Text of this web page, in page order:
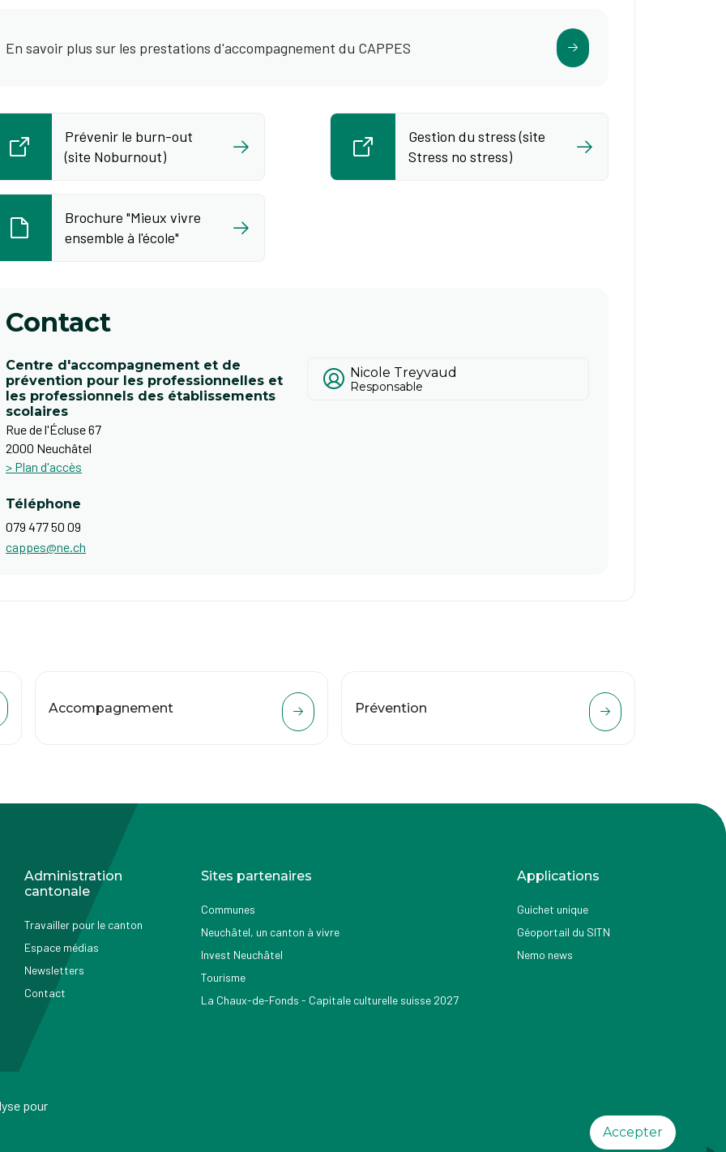
En savoir plus sur les prestations d'accompagnement du CAPPES
Prévenir le burn-out
(site Noburnout)
Brochure "Mieux vivre
ensemble à l'école"
Gestion du stress (site
Stress no stress)
Contact
Centre d'accompagnement et de
prévention pour les professionnelles et
les professionnels des établissements
scolaires
Rue de l'Écluse 67
2000 Neuchâtel
> Plan d'accès
Nicole Treyvaud
Responsable
Téléphone
079 477 50 09
cappes@ne.ch
Accompagnement Prévention
Administration
cantonale
Travailler pour le canton
Espace médias
Newsletters
Contact
Sites partenaires
Communes
Neuchâtel, un canton à vivre
Invest Neuchâtel
Tourisme
La Chaux-de-Fonds - Capitale culturelle suisse 2027
Applications
Guichet unique
Géoportail du SITN
Nemo news
pour
Accepter